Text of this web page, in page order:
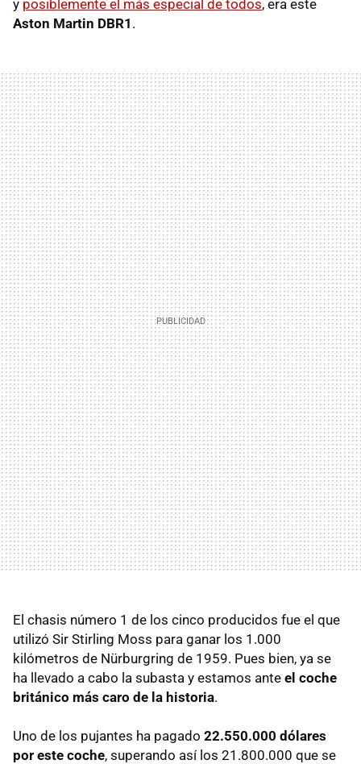
y posiblemente el más especial de todos, era este
Aston Martin DBR1 .
El chasis número 1 de los cinco producidos fue el que
utilizó Sir Stirling Moss para ganar los 1.000
kilómetros de Nürburgring de 1959. Pues bien, ya se
ha llevado a cabo la subasta y estamos ante el coche
británico más caro de la historia.
Uno de los pujantes ha pagado 22.550.000 dólares
por este coche, superando así los 21.800.000 que se